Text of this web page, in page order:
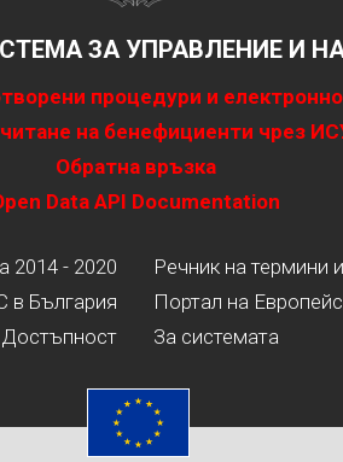
ЗА УПРАВЛЕНИЕ И
процедури и
на бенефициенти чрез
Обратна връзка
Data API Documentation
2014 - 2020
в България
Достъпност
Речник на термини
Портал на
За системата